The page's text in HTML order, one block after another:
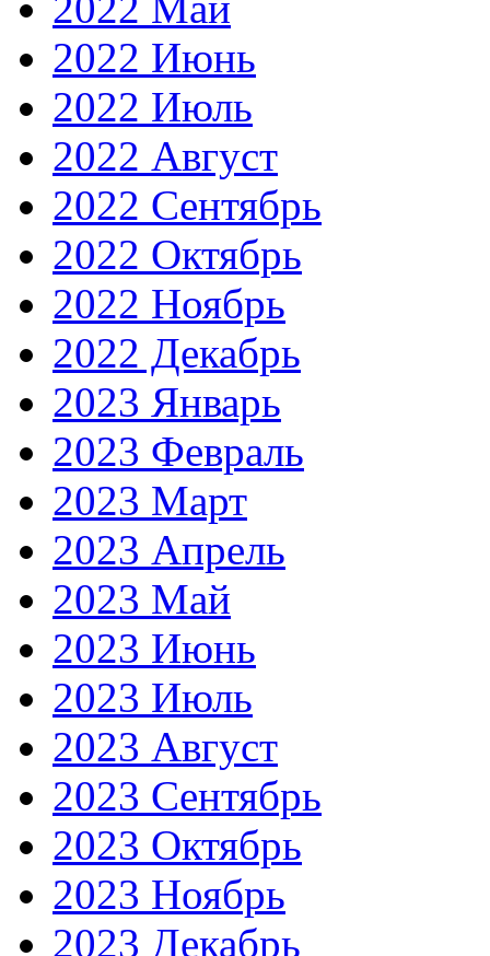
2022 Июнь
2022 Июль
2022 Август
2022 Сентябрь
2022 Октябрь
2022 Ноябрь
2022 Декабрь
2023 Январь
2023 Февраль
2023 Март
2023 Апрель
2023 Май
2023 Июнь
2023 Июль
2023 Август
2023 Сентябрь
2023 Октябрь
2023 Ноябрь
2023 Декабрь